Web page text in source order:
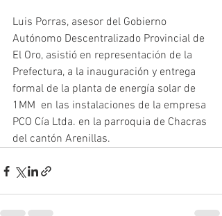
Luis Porras, asesor del Gobierno
Autónomo Descentralizado Provincial de
El Oro, asistió en representación de la
Prefectura, a la inauguración y entrega
formal de la planta de energía solar de
1MM  en las instalaciones de la empresa
PCO Cía Ltda. en la parroquia de Chacras
del cantón Arenillas.